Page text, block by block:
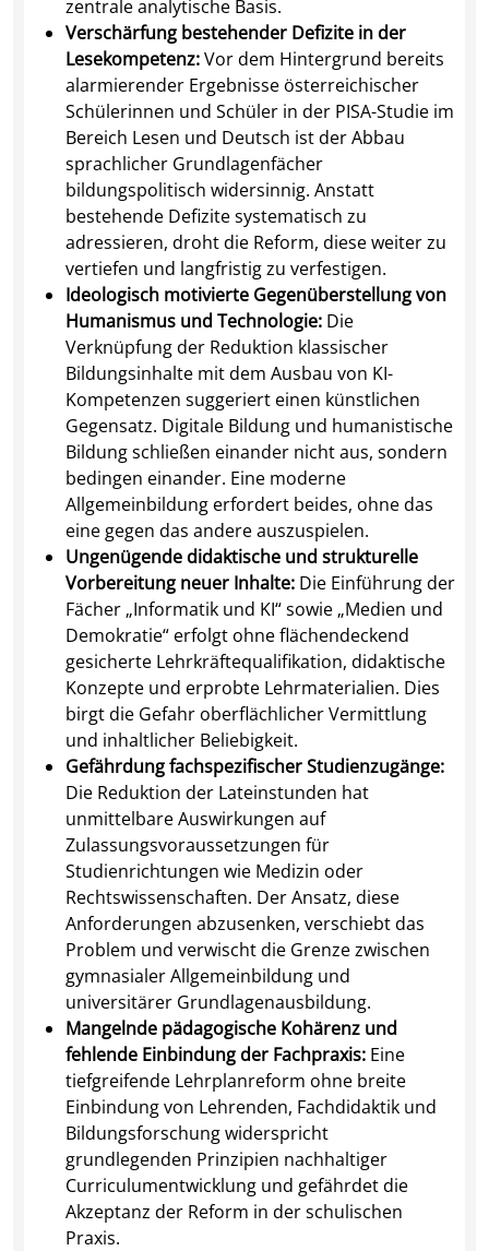
zentrale analytische Basis.
Verschärfung bestehender Defizite in der
Lesekompetenz:Vor dem Hintergrund bereits
alarmierender Ergebnisse österreichischer
Schülerinnen und Schüler in der PISA-Studie im
Bereich Lesen und Deutsch ist der Abbau
sprachlicher Grundlagenfächer
bildungspolitisch widersinnig. Anstatt
bestehende Defizite systematisch zu
adressieren, droht die Reform, diese weiter zu
vertiefen und langfristig zu verfestigen.
Ideologisch motivierte Gegenüberstellung von
Humanismus und Technologie: Die
Verknüpfung der Reduktion klassischer
Bildungsinhalte mit dem Ausbau von KI-
Kompetenzen suggeriert einen künstlichen
Gegensatz. Digitale Bildung und humanistische
Bildung schließen einander nicht aus, sondern
bedingen einander. Eine moderne
Allgemeinbildung erfordert beides, ohne das
eine gegen das andere auszuspielen.
Ungenügende didaktische und strukturelle
Vorbereitung neuer Inhalte: Die Einführung der
Fächer „Informatik und KI“ sowie „Medien und
Demokratie“ erfolgt ohne flächendeckend
gesicherte Lehrkräftequalifikation, didaktische
Konzepte und erprobte Lehrmaterialien. Dies
birgt die Gefahr oberflächlicher Vermittlung
und inhaltlicher Beliebigkeit.
Gefährdung fachspezifischer Studienzugänge:
Die Reduktion der Lateinstunden hat
unmittelbare Auswirkungen auf
Zulassungsvoraussetzungen für
Studienrichtungen wie Medizin oder
Rechtswissenschaften. Der Ansatz, diese
Anforderungen abzusenken, verschiebt das
Problem und verwischt die Grenze zwischen
gymnasialer Allgemeinbildung und
universitärer Grundlagenausbildung.
Mangelnde pädagogische Kohärenz und
fehlende Einbindung der Fachpraxis: Eine
tiefgreifende Lehrplanreform ohne breite
Einbindung von Lehrenden, Fachdidaktik und
Bildungsforschung widerspricht
grundlegenden Prinzipien nachhaltiger
Curriculumentwicklung und gefährdet die
Akzeptanz der Reform in der schulischen
Praxis.